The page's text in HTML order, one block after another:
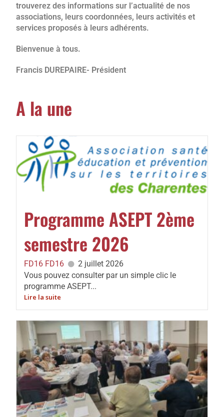
trouverez des informations sur l’actualité de nos
associations, leurs coordonnées, leurs activités et
services proposés à leurs adhérents.
Bienvenue à tous.
Francis DUREPAIRE- Président
A la une
Programme ASEPT 2ème
semestre 2026
FD16 FD16
2 juillet 2026
Vous pouvez consulter par un simple clic le
programme ASEPT...
Lire la suite